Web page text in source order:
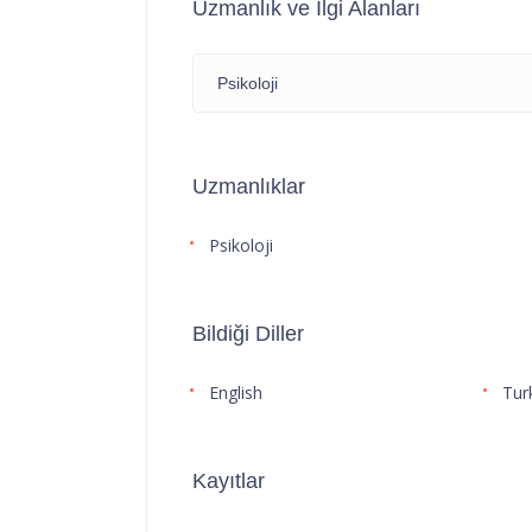
Uzmanlık ve İlgi Alanları
Psikoloji
Uzmanlıklar
Psikoloji
Bildiği Diller
English
Kayıtlar